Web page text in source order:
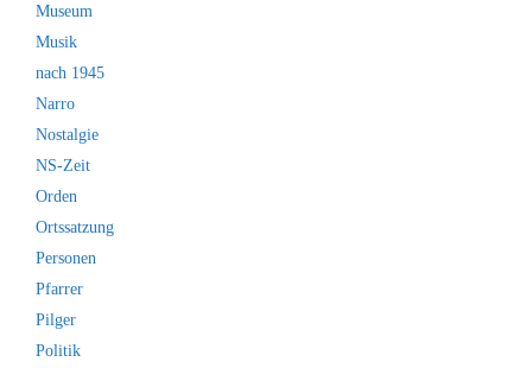
Museum
Musik
nach 1945
Narro
Nostalgie
NS-Zeit
Orden
Ortssatzung
Personen
Pfarrer
Pilger
Politik